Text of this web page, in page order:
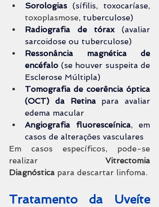
Sorologias
toxoplasmose, tuberculose)
Radiografia de tórax (avaliar
sarcoidose ou tuberculose)
Ressonância magnética de
encéfalo (se houver suspeita de
Esclerose Múltipla)
Tomografia de coerência óptica
(OCT) da Retina para avaliar
edema macular
Angiografia fluoresceínica, em
casos de alterações vasculares
Em casos específicos, pode-se
realizar Vitrectomia
Diagnóstica para descartar linfoma.
Tratamento da Uveíte